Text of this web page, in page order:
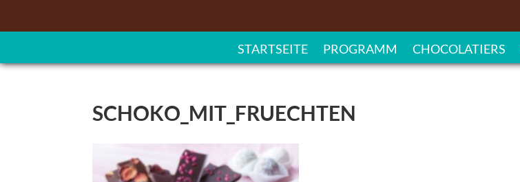
STARTSEITE PROGRAMM CHOCOLATIERS
SCHOKO_MIT_FRUECHTEN